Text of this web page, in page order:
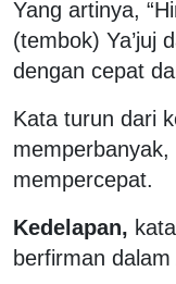
Yang artinya,
(tembok) Ya’juj
dengan cepat
Kata turun dari
mempercepat.
Kedelapan,
berfirman